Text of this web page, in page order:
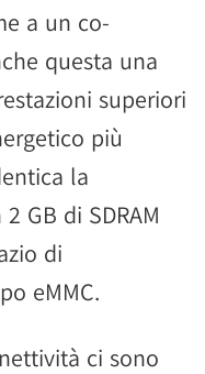
a un co-
questa una
superiori
più
la
GB di SDRAM
di
eMMC.
ci sono